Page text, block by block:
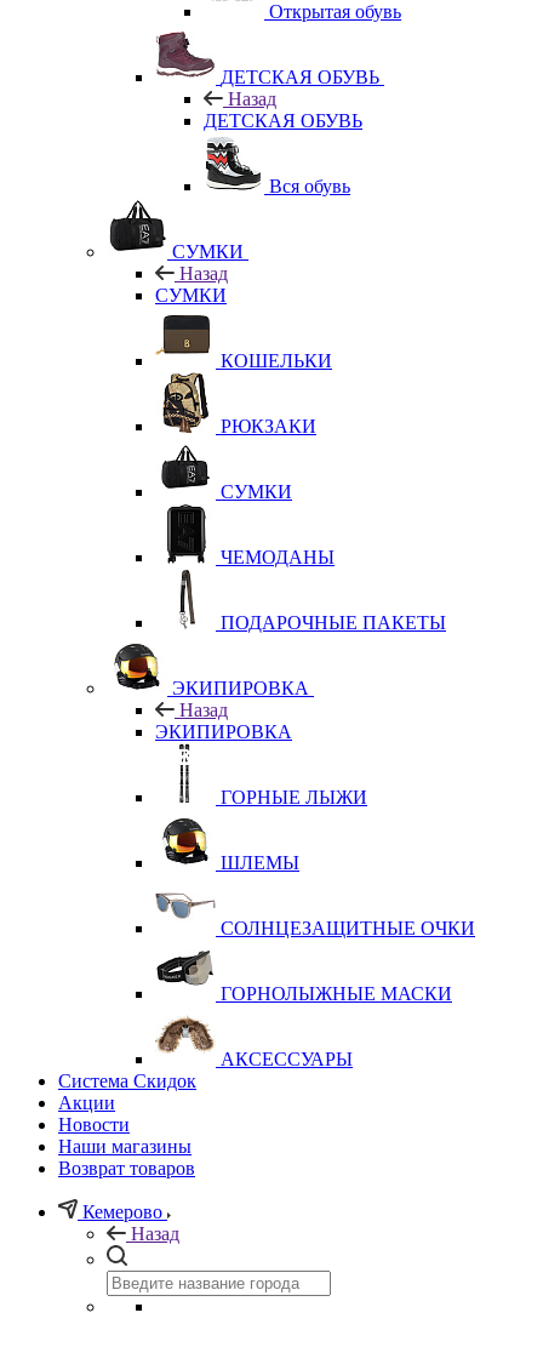
Открытая обувь
ДЕТСКАЯ ОБУВЬ
Назад
ДЕТСКАЯ ОБУВЬ
Вся обувь
СУМКИ
Назад
СУМКИ
КОШЕЛЬКИ
РЮКЗАКИ
СУМКИ
ЧЕМОДАНЫ
ПОДАРОЧНЫЕ ПАКЕТЫ
ЭКИПИРОВКА
Назад
ЭКИПИРОВКА
ГОРНЫЕ ЛЫЖИ
ШЛЕМЫ
СОЛНЦЕЗАЩИТНЫЕ ОЧКИ
ГОРНОЛЫЖНЫЕ МАСКИ
АКСЕССУАРЫ
Система Скидок
Акции
Новости
Наши магазины
Возврат товаров
Кемерово
Назад